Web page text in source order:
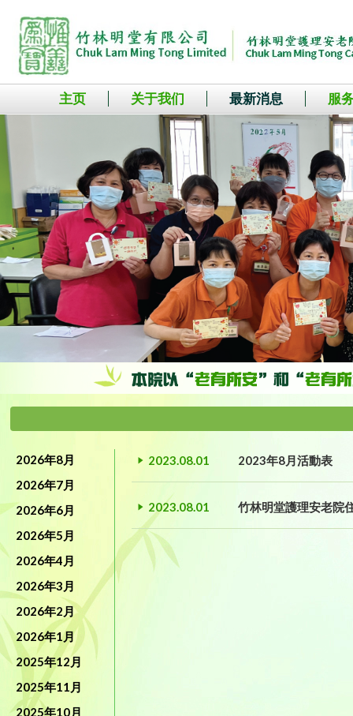
主页 关于我们 最新消息 服
2026年8月
2026年7月
2026年6月
2026年5月
2026年4月
2026年3月
2026年2月
2026年1月
2025年12月
2025年11月
2025年10月
2023.08.01 2023年8月活動表
2023.08.01 竹林明堂護理安老院